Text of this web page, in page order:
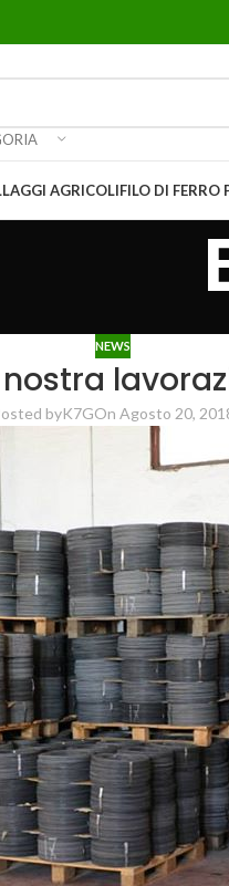
AGRICOLIFILO DI FERRO
NEWS
byK7GOn Agosto 20,